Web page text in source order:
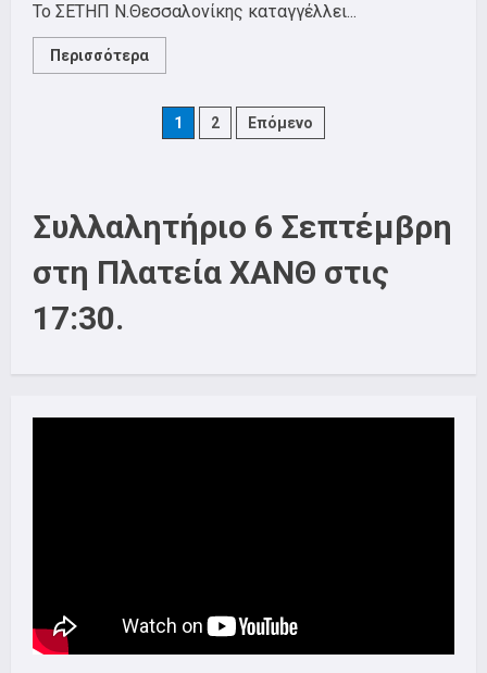
Το ΣΕΤΗΠ Ν.Θεσσαλονίκης καταγγέλλει...
Περισσότερα
more
ΠΙΣΩ
ΤΗΝ
ΣΥΝΑΔΕΛΦΙΣΣΑ
ΣΤΗ
Posts
1 2 Επόμενο
Συλλαλητήριο 6 Σεπτέμβρη
στη Πλατεία ΧΑΝΘ στις
17:30.